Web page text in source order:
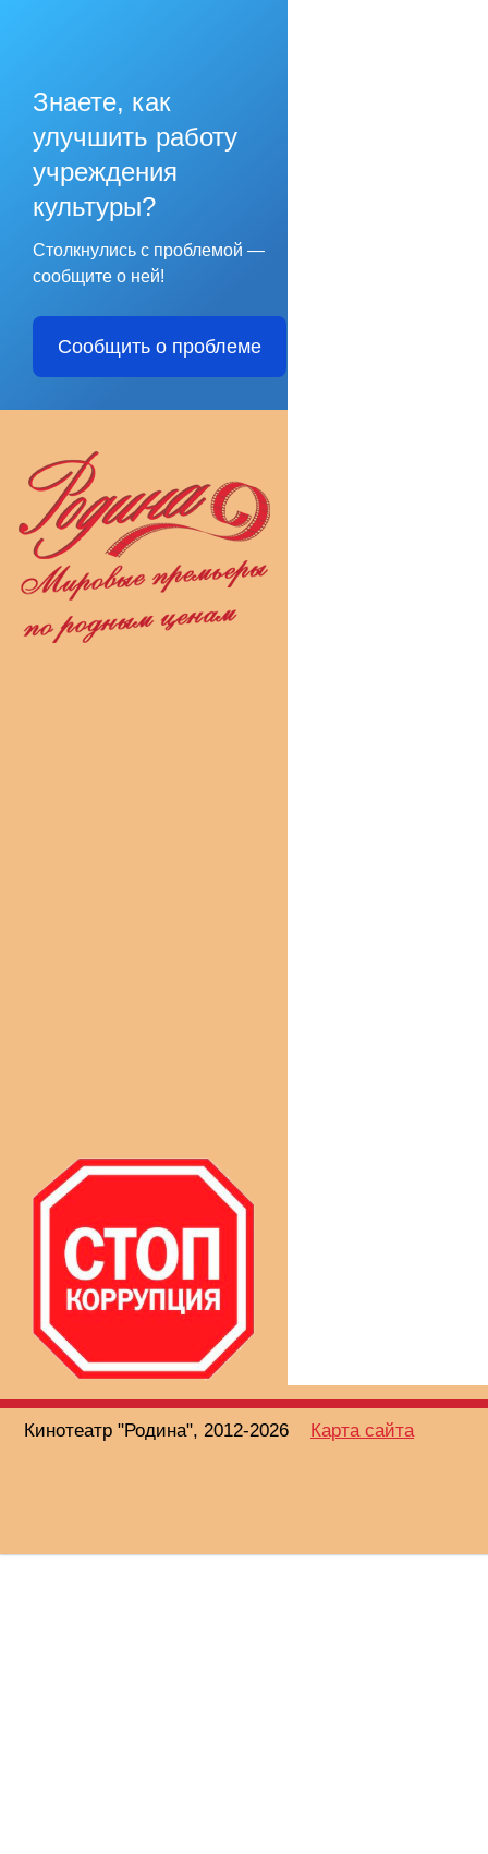
Знаете, как
улучшить работу
учреждения
культуры?
Столкнулись с проблемой —
сообщите о ней!
Сообщить о проблеме
Кинотеатр "Родина", 2012-2026 Карта сайта